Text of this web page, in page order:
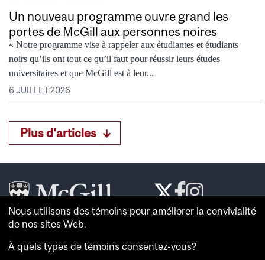
Un nouveau programme ouvre grand les
portes de McGill aux personnes noires
« Notre programme vise à rappeler aux étudiantes et étudiants
noirs qu’ils ont tout ce qu’il faut pour réussir leurs études
universitaires et que McGill est à leur...
6 JUILLET 2026
Plus d'articles
Le McGill Reporter
Nous utilisons des témoins pour améliorer la convivialité
de nos sites Web.
À quels types de témoins consentez-vous?